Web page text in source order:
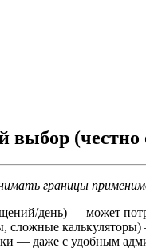
(честно
границы
день) — может
калькуляторы)
— даже с удобным